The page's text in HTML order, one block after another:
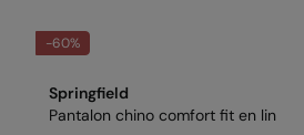
-60%
Springfield
Pantalon chino comfort fit en lin